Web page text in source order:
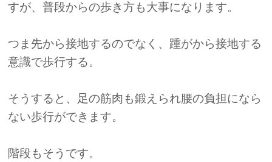
すが、普段からの歩き方も大事になります。
つま先から接地するのでなく、踵がから接地する
意識で歩行する。
そうすると、足の筋肉も鍛えられ腰の負担になら
ない歩行ができます。
階段もそうです。